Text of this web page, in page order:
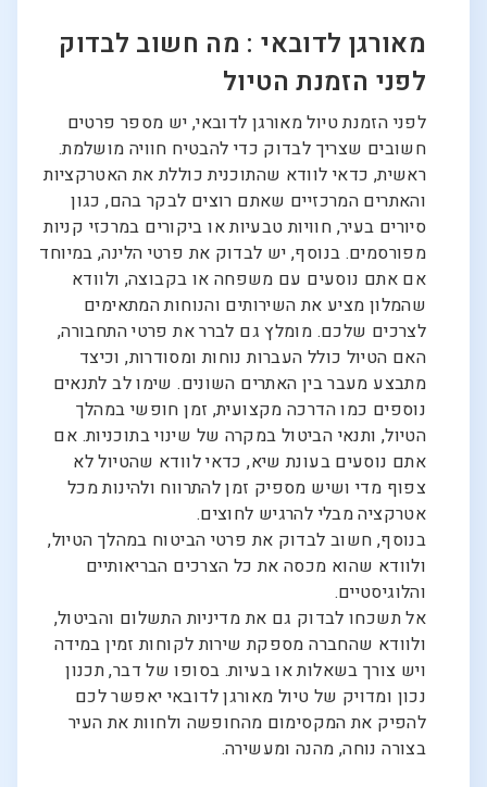
מאורגן לדובאי : מה חשוב לבדוק
לפני הזמנת הטיול
לפני הזמנת טיול מאורגן לדובאי, יש מספר פרטים
חשובים שצריך לבדוק כדי להבטיח חוויה מושלמת.
ראשית, כדאי לוודא שהתוכנית כוללת את האטרקציות
והאתרים המרכזיים שאתם רוצים לבקר בהם, כגון
סיורים בעיר, חוויות טבעיות או ביקורים במרכזי קניות
מפורסמים. בנוסף, יש לבדוק את פרטי הלינה, במיוחד
אם אתם נוסעים עם משפחה או בקבוצה, ולוודא
שהמלון מציע את השירותים והנוחות המתאימים
לצרכים שלכם. מומלץ גם לברר את פרטי התחבורה,
האם הטיול כולל העברות נוחות ומסודרות, וכיצד
מתבצע מעבר בין האתרים השונים. שימו לב לתנאים
נוספים כמו הדרכה מקצועית, זמן חופשי במהלך
הטיול, ותנאי הביטול במקרה של שינוי בתוכניות. אם
אתם נוסעים בעונת שיא, כדאי לוודא שהטיול לא
צפוף מדי ושיש מספיק זמן להתרווח ולהינות מכל
אטרקציה מבלי להרגיש לחוצים.
בנוסף, חשוב לבדוק את פרטי הביטוח במהלך הטיול,
ולוודא שהוא מכסה את כל הצרכים הבריאותיים
והלוגיסטיים.
אל תשכחו לבדוק גם את מדיניות התשלום והביטול,
ולוודא שהחברה מספקת שירות לקוחות זמין במידה
ויש צורך בשאלות או בעיות. בסופו של דבר, תכנון
נכון ומדויק של טיול מאורגן לדובאי יאפשר לכם
להפיק את המקסימום מהחופשה ולחוות את העיר
בצורה נוחה, מהנה ומעשירה.